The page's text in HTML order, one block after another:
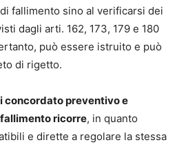
fallimento sino al verificarsi dei
dagli arti. 162, 173, 179 e 180
può essere istruito e può
di rigetto.
concordato preventivo e
ricorre, in quanto
e dirette a regolare la stessa